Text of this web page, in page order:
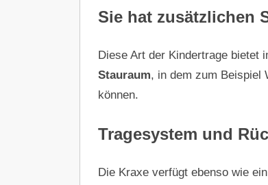
Sie hat zusätzlichen
Diese Art der Kindertrage bietet
Stauraum, in dem zum Beispiel
können.
Tragesystem und
Die Kraxe verfügt ebenso wie